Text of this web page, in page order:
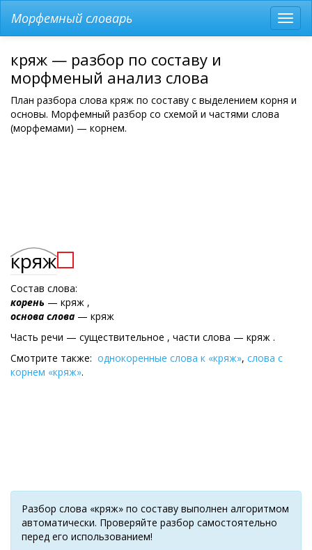
меню
Морфемный словарь
кряж — разбор по составу и
морфменый анализ слова
План разбора слова кряж по составу с выделением корня и
основы. Морфемный разбор со схемой и частями слова
(морфемами) — корнем.
кряж
Состав слова:
корень — кряж ,
основа слова — кряж
Часть речи — существительное , части слова — кряж .
Смотрите также: однокоренные слова к «кряж», слова с
корнем «кряж».
Разбор слова «кряж» по составу выполнен алгоритмом
автоматически. Проверяйте разбор самостоятельно
перед его использованием!